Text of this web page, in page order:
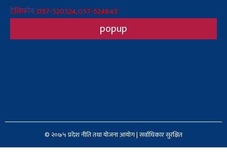
टेलिफोन: 057-520524,057-524845
popup
© २०७५ प्रदेश नीति तथा योजना आयोग | सर्वाधिकार सुरक्षित